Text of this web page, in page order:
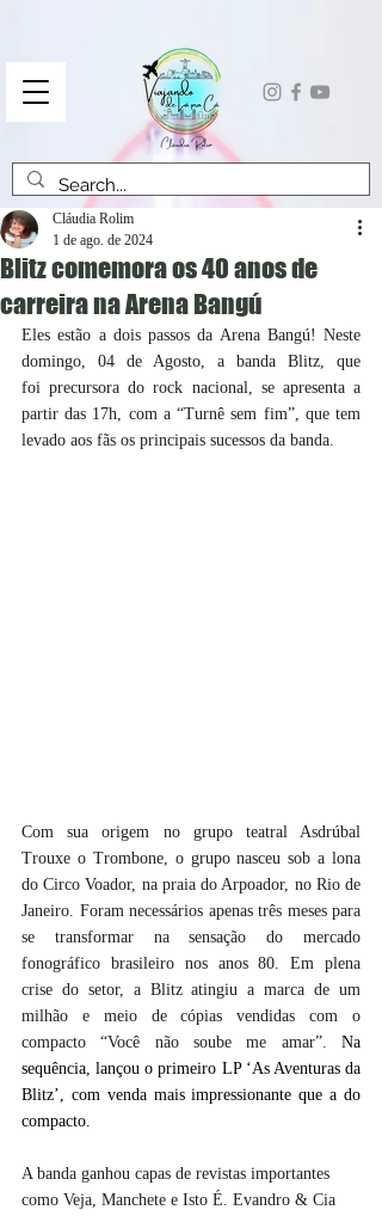
Blitz comemora os 40 anos de
carreira na Arena Bangú
Cláudia Rolim
1 de ago. de 2024
Eles estão a dois passos da Arena Bangú! Neste
domingo, 04 de Agosto, a banda Blitz, que
foi precursora do rock nacional, se apresenta a
partir das 17h, com a “Turnê sem fim”, que tem
levado aos fãs os principais sucessos da banda.
Com sua origem no grupo teatral Asdrúbal
Trouxe o Trombone, o grupo nasceu sob a lona
do Circo Voador, na praia do Arpoador, no Rio de
Janeiro. Foram necessários apenas três meses para
se transformar na sensação do mercado
fonográfico brasileiro nos anos 80. Em plena
crise do setor, a Blitz atingiu a marca de um
milhão e meio de cópias vendidas com o
compacto “Você não soube me amar”. Na
sequência, lançou o primeiro LP ‘As Aventuras da
Blitz’, com venda mais impressionante que a do
compacto.
A banda ganhou capas de revistas importantes
como Veja, Manchete e Isto É. Evandro & Cia